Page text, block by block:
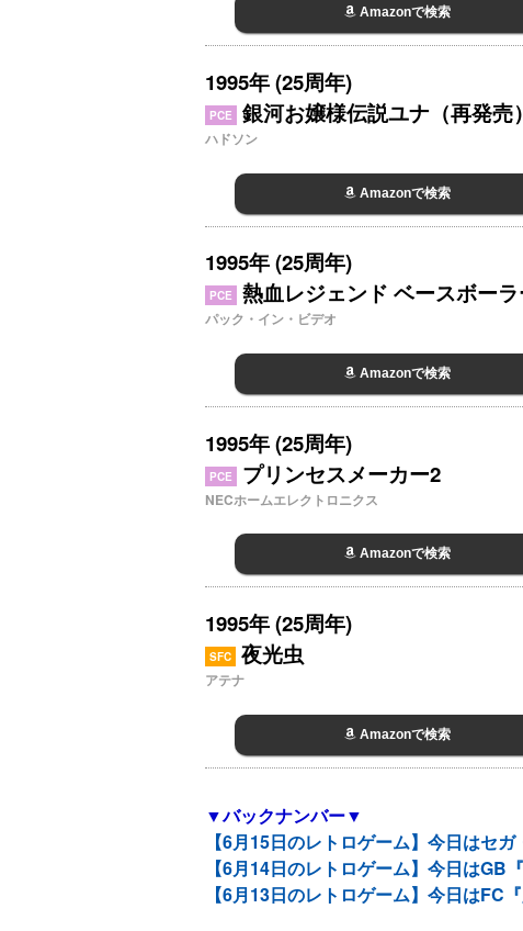
Amazonで検索
1995年 (25周年)
PCE 銀河お嬢様伝説ユナ（再発売）
ハドソン
Amazonで検索
1995年 (25周年)
PCE 熱血レジェンド ベースボーラ
パック・イン・ビデオ
Amazonで検索
1995年 (25周年)
PCE プリンセスメーカー2
NECホームエレクトロニクス
Amazonで検索
1995年 (25周年)
SFC 夜光虫
アテナ
Amazonで検索
▼バックナンバー▼
【6月15日のレトロゲーム】今日はセ
【6月14日のレトロゲーム】今日はGB
【6月13日のレトロゲーム】今日はFC